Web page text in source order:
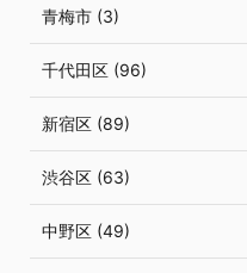
青梅市 (3)
千代田区 (96)
新宿区 (89)
渋谷区 (63)
中野区 (49)